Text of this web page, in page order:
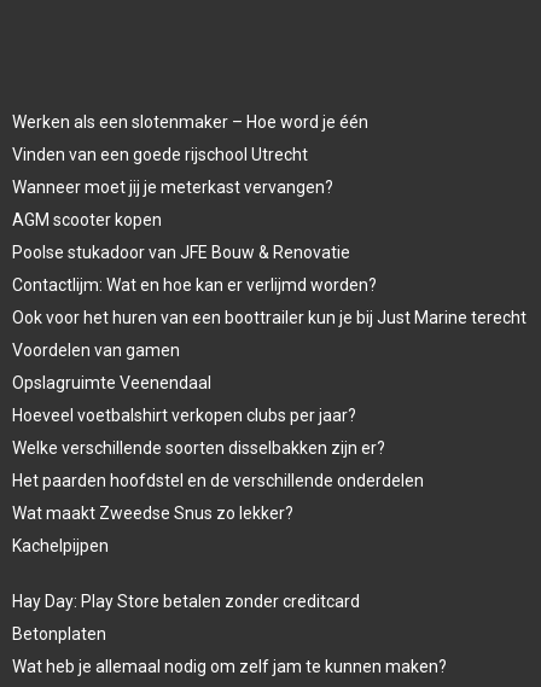
Werken als een slotenmaker – Hoe word je één
Vinden van een goede rijschool Utrecht
Wanneer moet jij je meterkast vervangen?
AGM scooter kopen
Poolse stukadoor van JFE Bouw & Renovatie
Contactlijm: Wat en hoe kan er verlijmd worden?
Ook voor het huren van een boottrailer kun je bij Just Marine terecht
Voordelen van gamen
Opslagruimte Veenendaal
Hoeveel voetbalshirt verkopen clubs per jaar?
Welke verschillende soorten disselbakken zijn er?
Het paarden hoofdstel en de verschillende onderdelen
Wat maakt Zweedse Snus zo lekker?
Kachelpijpen
Hay Day: Play Store betalen zonder creditcard
Betonplaten
Wat heb je allemaal nodig om zelf jam te kunnen maken?